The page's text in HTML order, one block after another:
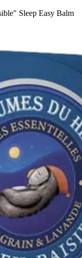
Sleep Easy Balm